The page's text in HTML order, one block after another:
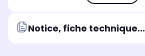
Notice, fiche technique...